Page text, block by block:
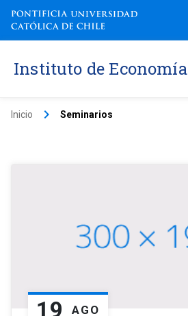
Instituto de Economía
Inicio keyboard_arrow_right Seminarios
19 AGO